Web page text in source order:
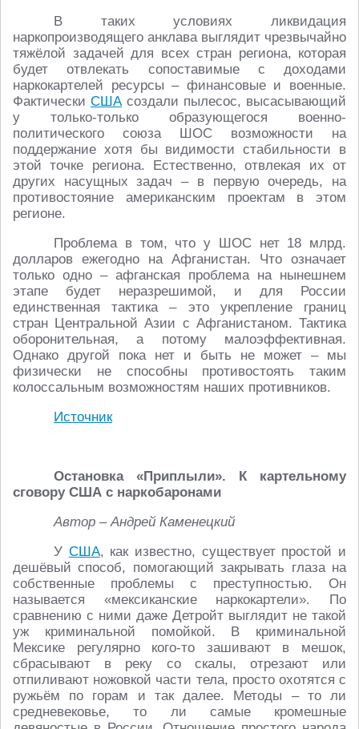
В таких условиях ликвидация
наркопроизводящего анклава выглядит чрезвычайно
тяжёлой задачей для всех стран региона, которая
будет отвлекать сопоставимые с доходами
наркокартелей ресурсы – финансовые и военные.
Фактически СШАсоздали пылесос, высасывающий
у только-только образующегося военно-
политического союза ШОС возможности на
поддержание хотя бы видимости стабильности в
этой точке региона. Естественно, отвлекая их от
других насущных задач – в первую очередь, на
противостояние американским проектам в этом
регионе.
Проблема в том, что у ШОС нет 18 млрд.
долларов ежегодно на Афганистан. Что означает
только одно – афганская проблема на нынешнем
этапе будет неразрешимой, и для России
единственная тактика – это укрепление границ
стран Центральной Азии с Афганистаном. Тактика
оборонительная, а потому малоэффективная.
Однако другой пока нет и быть не может – мы
физически не способны противостоять таким
колоссальным возможностям наших противников.
Источник
Остановка «Приплыли». К картельному
сговору США с наркобаронами
Автор – Андрей Каменецкий
У США, как известно, существует простой и
дешёвый способ, помогающий закрывать глаза на
собственные проблемы с преступностью. Он
называется «мексиканские наркокартели». По
сравнению с ними даже Детройт выглядит не такой
уж криминальной помойкой. В криминальной
Мексике регулярно кого-то зашивают в мешок,
сбрасывают в реку со скалы, отрезают или
отпиливают ножовкой части тела, просто охотятся с
ружьём по горам и так далее. Методы – то ли
средневековье, то ли самые кромешные